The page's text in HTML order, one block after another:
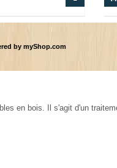
by myShop.com
en bois. Il s'agit d'un